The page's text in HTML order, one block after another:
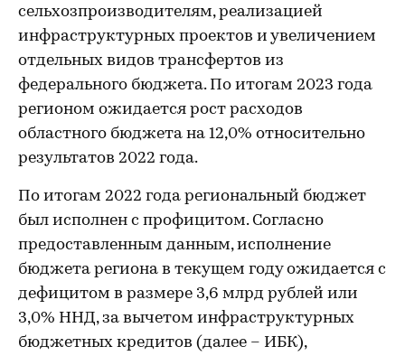
сельхозпроизводителям, реализацией
инфраструктурных проектов и увеличением
отдельных видов трансфертов из
федерального бюджета. По итогам 2023 года
регионом ожидается рост расходов
областного бюджета на 12,0% относительно
результатов 2022 года.
По итогам 2022 года региональный бюджет
был исполнен с профицитом. Согласно
предоставленным данным, исполнение
бюджета региона в текущем году ожидается с
дефицитом в размере 3,6 млрд рублей или
3,0% ННД, за вычетом инфраструктурных
бюджетных кредитов (далее – ИБК),